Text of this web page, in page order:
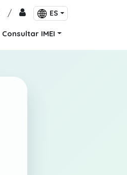
/ ES
Consultar IMEI